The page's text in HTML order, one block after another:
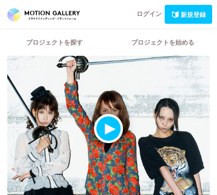
ログイン 新規登録
プロジェクトを探す プロジェクトを始める